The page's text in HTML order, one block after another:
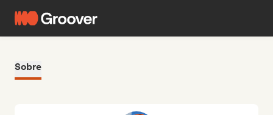
Sobre